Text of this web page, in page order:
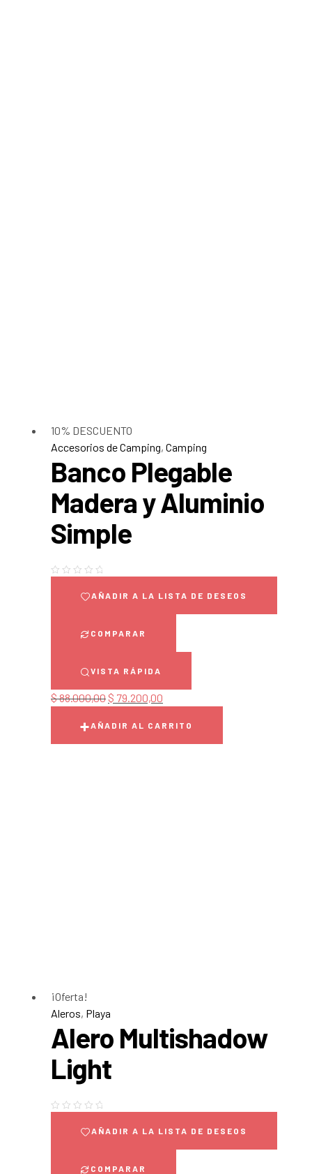
10% DESCUENTO
Accesorios de Camping, Camping
Banco Plegable
Madera y Aluminio
Simple
AÑADIR A LA LISTA DE DESEOS
COMPARAR
VISTA RÁPIDA
$88.000,00 $ 79.200,00
AÑADIR AL CARRITO
¡Oferta!
Aleros, Playa
Alero Multishadow
Light
AÑADIR A LA LISTA DE DESEOS
COMPARAR